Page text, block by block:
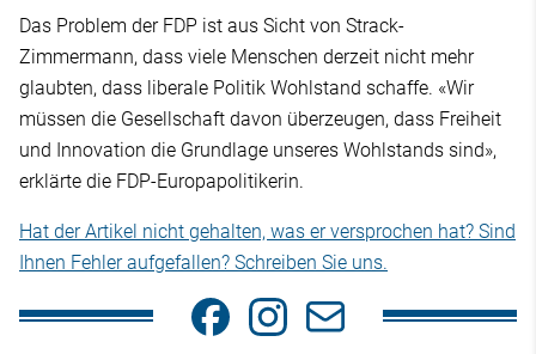
Das Problem der FDP ist aus Sicht von Strack-
Zimmermann, dass viele Menschen derzeit nicht mehr
glaubten, dass liberale Politik Wohlstand schaffe. «Wir
müssen die Gesellschaft davon überzeugen, dass Freiheit
und Innovation die Grundlage unseres Wohlstands sind»,
erklärte die FDP-Europapolitikerin.
Hat der Artikel nicht gehalten, was er versprochen hat? Sind
Ihnen Fehler aufgefallen? Schreiben Sie uns.